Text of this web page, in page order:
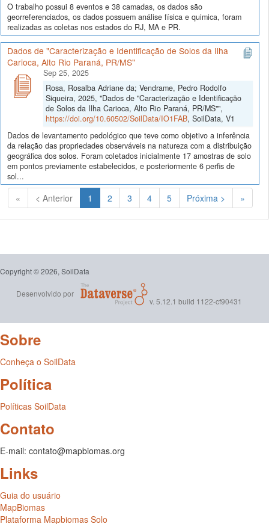
O trabalho possui 8 eventos e 38 camadas, os dados são
georreferenciados, os dados possuem análise física e quimica, foram
realizadas as coletas nos estados do RJ, MA e PR.
Dados de "Caracterização e Identificação de Solos da Ilha
Carioca, Alto Rio Paraná, PR/MS"
Sep 25, 2025
Rosa, Rosalba Adriane da; Vendrame, Pedro Rodolfo
Siqueira, 2025, "Dados de "Caracterização e Identificação
de Solos da Ilha Carioca, Alto Rio Paraná, PR/MS"",
https://doi.org/10.60502/SoilData/IO1FAB, SoilData, V1
Dados de levantamento pedológico que teve como objetivo a inferência
da relação das propriedades observáveis na natureza com a distribuição
geográfica dos solos. Foram coletados inicialmente 17 amostras de solo
em pontos previamente estabelecidos, e posteriormente 6 perfis de
sol...
« < Anterior 1 (Atual)
2 3 4 5 Próxima > »
Copyright © 2026, SoilData
Desenvolvido por
v. 5.12.1 build 1122-cf90431
Sobre
Conheça o SoilData
Política
Políticas SoilData
Contato
E-mail: contato@mapbiomas.org
Links
Guia do usuário
MapBiomas
Plataforma Mapbiomas Solo